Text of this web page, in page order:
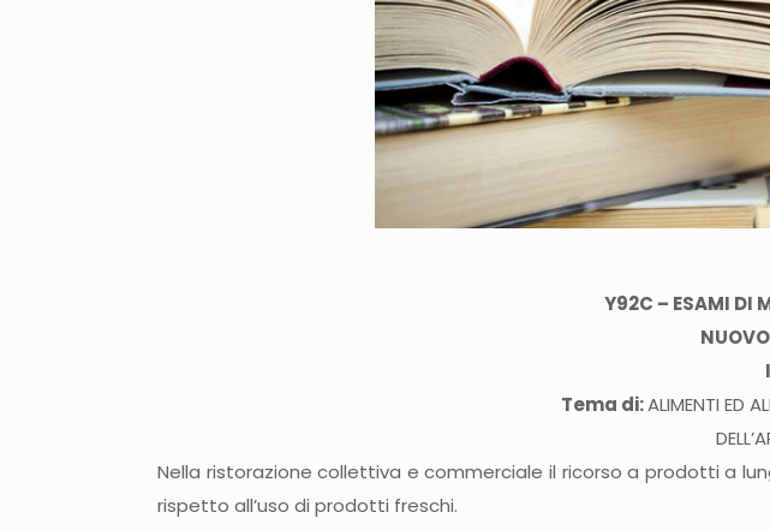
Y92C – ESAMI DI
Tema di:ALIMENTI ED
Nella ristorazione collettiva e commerciale il ricorso a prodotti a
rispetto all’uso di prodotti freschi.